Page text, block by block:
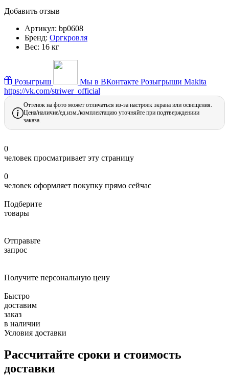
Добавить отзыв
Артикул: bp0608
Бренд: Оргкровля
Вес: 16 кг
Розыгрыш Мы в ВКонтакте Розыгрыши Makita
https://vk.com/striwer_official
Оттенок на фото может отличаться из-за настроек экрана или освещения.
Цена/наличие/ед.изм./комплектацию уточняйте при подтверждениии
заказа.
0
человек просматривает эту страницу
0
человек оформляет покупку прямо сейчас
Подберите
товары
Отправьте
запрос
Получите персональную цену
Быстро
доставим
заказ
в наличии
Условия доставки
Рассчитайте сроки и стоимость
доставки